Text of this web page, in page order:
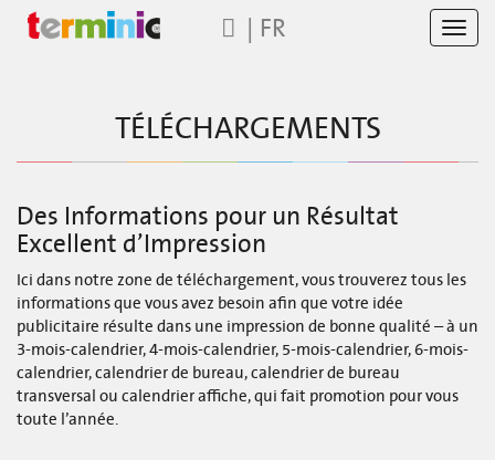
| FR
TÉLÉCHARGEMENTS
Des Informations pour un Résultat
Excellent d’Impression
Ici dans notre zone de téléchargement, vous trouverez tous les
informations que vous avez besoin afin que votre idée
publicitaire résulte dans une impression de bonne qualité – à un
3-mois-calendrier, 4-mois-calendrier, 5-mois-calendrier, 6-mois-
calendrier, calendrier de bureau, calendrier de bureau
transversal ou calendrier affiche, qui fait promotion pour vous
toute l’année.